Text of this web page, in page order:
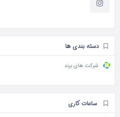
دسته بندی ها
شرکت های برند
ساعات کاری